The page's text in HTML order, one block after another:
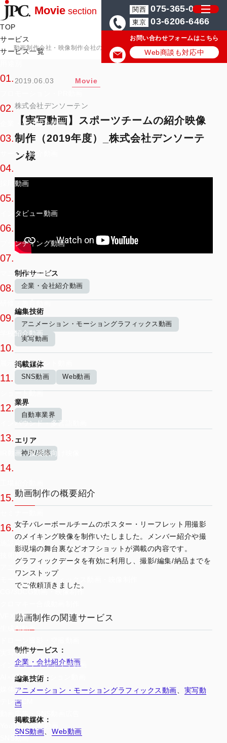
Movie section
TOP
サービス
サービス一覧
01.
02.
企業・会社紹介動画
03.
サービス紹介動画
04.
採用動画
05.
インタビュー動画
06.
ブランディング動画
07.
マニュアル動画
08.
09.
学校紹介動画
10.
展示会・イベント動画
11.
ショート動画
12.
インバウンド・多言語動画
13.
IR動画・投資家向け映像
14.
15.
16.
モーショングラフィックス動画・映像制作
CG/3DCG動画・映像制作
VFX動画
生成AI動画
実写動画
インフォグラフィック動画
AI×2Dアニメーション動画
媒体別
テレビCM
動画広告・SNS動画広告
YouTube広告動画
SNS動画
関西 075-365-0571
東京 03-6206-6466
お問い合わせフォームはこちら
Web商談も対応中
動画制作会社・映像制作会社のJPC 動画制作・映像制作の実績/事例
2019.06.03 Movie
株式会社デンソーテン
【実写動画】スポーツチームの紹介映像
制作（2019年度）_株式会社デンソーテ
ン様
制作サービス
企業・会社紹介動画
編集技術
アニメーション・モーショングラフィックス動画
実写動画
掲載媒体
SNS動画 Web動画
業界
自動車業界
エリア
神戸/兵庫
動画制作の概要紹介
女子バレーボールチームのポスター・リーフレット用撮影
のメイキング映像を制作いたしました。メンバー紹介や撮
影現場の舞台裏などオフショットが満載の内容です。
グラフィックデータを有効に利用し、撮影/編集/納品までを
ワンストップ
でご依頼頂きました。
動画制作の関連サービス
制作サービス：
企業・会社紹介動画
編集技術：
アニメーション・モーショングラフィックス動画
実写動
画
掲載媒体：
SNS動画 、Web動画